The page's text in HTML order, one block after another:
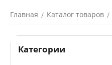
Главная / Каталог товаров /
Категории